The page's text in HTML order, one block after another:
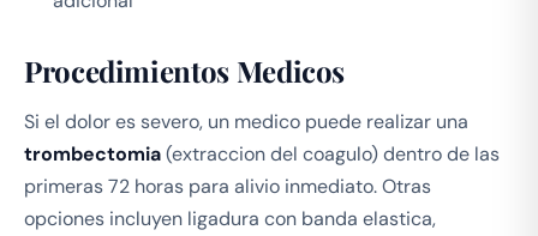
Procedimientos Medicos
Si el dolor es severo, un medico puede realizar una
trombectomia(extraccion del coagulo) dentro de las
primeras 72 horas para alivio inmediato. Otras
opciones incluyen ligadura con banda elastica,